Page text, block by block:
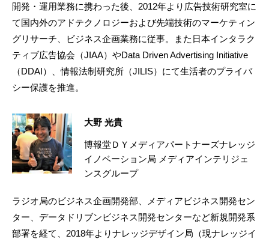
開発・運用業務に携わった後、2012年より広告技術研究室に
て国内外のアドテクノロジーおよび先端技術のマーケティン
グリサーチ、ビジネス企画業務に従事。また日本インタラク
ティブ広告協会（JIAA）やData Driven Advertising Initiative
（DDAI）、情報法制研究所（JILIS）にて生活者のプライバ
シー保護を推進。
大野 光貴
博報堂ＤＹメディアパートナーズナレッジ
イノベーション局 メディアインテリジェ
ンスグループ
ラジオ局のビジネス企画開発部、メディアビジネス開発セン
ター、データドリブンビジネス開発センターなど新規開発系
部署を経て、2018年よりナレッジデザイン局（現ナレッジイ